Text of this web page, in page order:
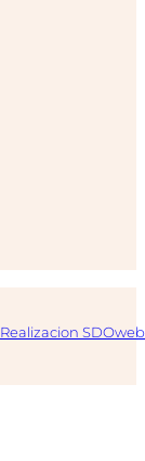
Realizacion SDOweb